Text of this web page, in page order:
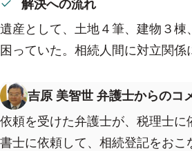
遺産として、土地４筆、建物３
困っていた。相続人間に対立関係
吉原 美智世 弁護士からのコ
依頼を受けた弁護士が、税理士
書士に依頼して、相続登記をおこ